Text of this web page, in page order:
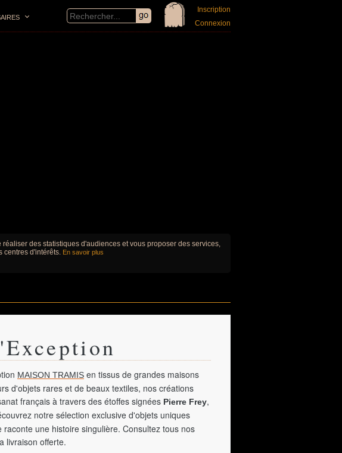
Inscription
Connexion
des statistiques d'audiences et vous proposer des services,
centres d'intérêts. En savoir plus
MAISON TRAMIS en tissus de grandes maisons
d'objets rares et de beaux textiles, nos créations
français à travers des étoffes signées Pierre Frey,
notre sélection exclusive d'objets uniques
une histoire singulière. Consultez tous nos
livraison offerte.